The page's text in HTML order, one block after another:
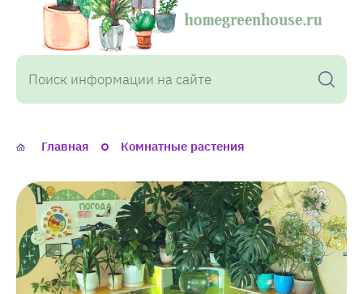
оранжерея
Главная Комнатные растения